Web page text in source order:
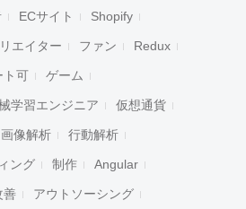
ECサイト Shopify
エイター ファン Redux
ト可 ゲーム
学習エンジニア 仮想通貨
画像解析 行動解析
ング 制作 Angular
善 アウトソーシング